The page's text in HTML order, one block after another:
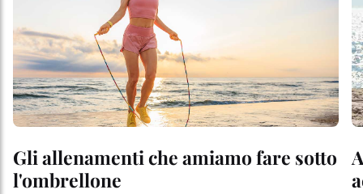
Gli allenamenti che amiamo fare sotto
l'ombrellone